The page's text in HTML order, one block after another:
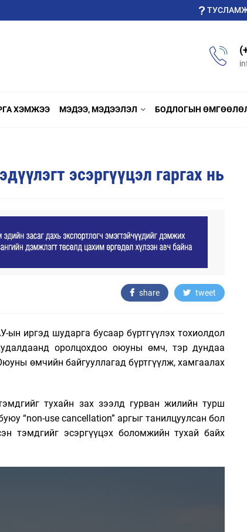
ХЭМЖЭЭ МЭДЭЭ, МЭДЭЭЛЭЛ БОДЛОГЫН
эсэргүүцэл гаргах нь
share tweet
ын иргэд шударга бусаар бүртгүүлэх тохиолдол
оролцохдоо оюуны өмч, тэр дундаа
өмчийн байгууллагад бүртгүүлж, хамгаалах
тухайн зах зээлд гурван жилийн турш
“non-use cancellation” аргыг танилцуулсан бол
тэмдгийг эсэргүүцэх боломжийн тухай байх